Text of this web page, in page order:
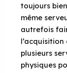
toujours
même
autrefois
l’acquisition
plusieurs
physiques